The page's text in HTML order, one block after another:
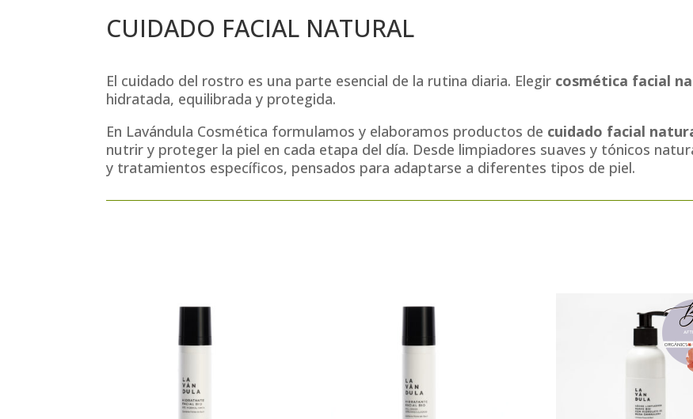
CUIDADO FACIAL NATURAL
El cuidado del rostro es una parte esencial de la rutina diaria. Elegir cosmética facial
hidratada, equilibrada y protegida.
En Lavándula Cosmética formulamos y elaboramos productos de cuidado facial
nutrir y proteger la piel en cada etapa del día. Desde limpiadores suaves y tónicos
y tratamientos específicos, pensados para adaptarse a diferentes tipos de piel.